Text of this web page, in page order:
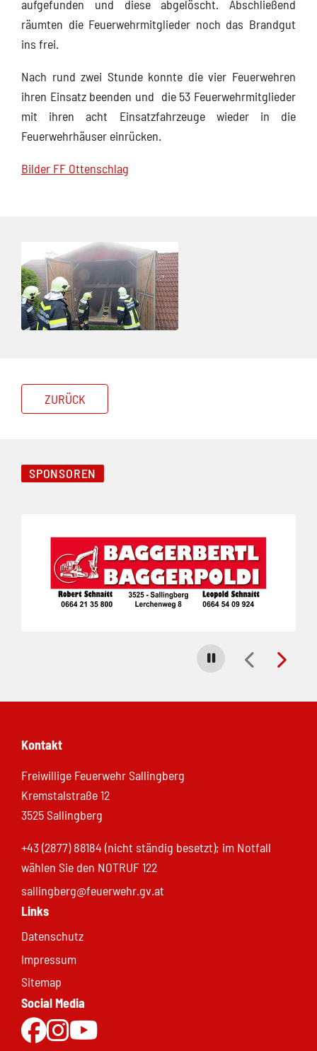
aufgefunden und diese abgelöscht. Abschließend
räumten die Feuerwehrmitglieder noch das Brandgut
ins frei.
Nach rund zwei Stunde konnte die vier Feuerwehren
ihren Einsatz beenden und die 53 Feuerwehrmitglieder
mit ihren acht Einsatzfahrzeuge wieder in die
Feuerwehrhäuser einrücken.
Bilder FF Ottenschlag
ZURÜCK
SPONSOREN
Carousel stoppen
Kontakt
Freiwillige Feuerwehr Sallingberg
Kremstalstraße 12
3525 Sallingberg
+43 (2877) 88184 (nicht ständig besetzt); im Notfall
wählen Sie den NOTRUF 122
sallingberg@feuerwehr.gv.at
Links
Datenschutz
Impressum
Sitemap
Social Media
Zur Facebookseite
Zu Instgram